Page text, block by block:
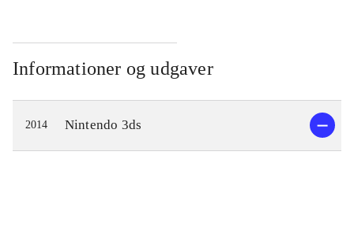
Informationer og udgaver
2014 Nintendo 3ds